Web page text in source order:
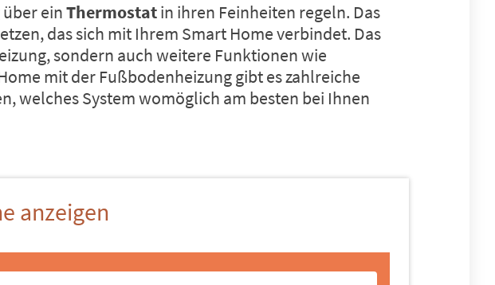
einThermostatin ihren Feinheiten regeln. Das
das sich mit Ihrem Smart Home verbindet. Das
sondern auch weitere Funktionen wie
mit der Fußbodenheizung gibt es zahlreiche
welches System womöglich am besten bei Ihnen
anzeigen